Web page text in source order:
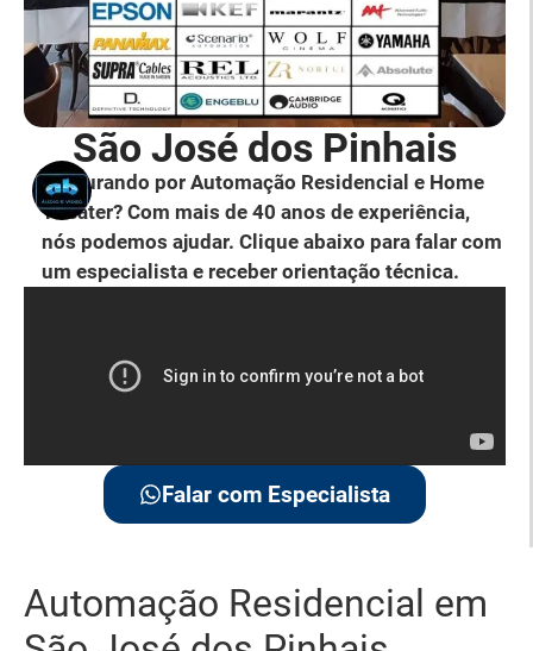
São José dos Pinhais
Procurando por Automação Residencial e Home
Theater? Com mais de 40 anos de experiência,
nós podemos ajudar. Clique abaixo para falar com
um especialista e receber orientação técnica.
Falar com Especialista
Automação Residencial em